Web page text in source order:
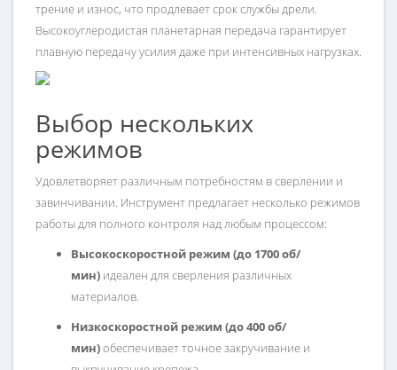
трение и износ, что продлевает срок службы дрели.
Высокоуглеродистая планетарная передача гарантирует
плавную передачу усилия даже при интенсивных нагрузках.
Выбор нескольких
режимов
Удовлетворяет различным потребностям в сверлении и
завинчивании. Инструмент предлагает несколько режимов
работы для полного контроля над любым процессом:
Высокоскоростной режим (до 1700 об/
мин) идеален для сверления различных
материалов.
Низкоскоростной режим (до 400 об/
мин)обеспечивает точное закручивание и